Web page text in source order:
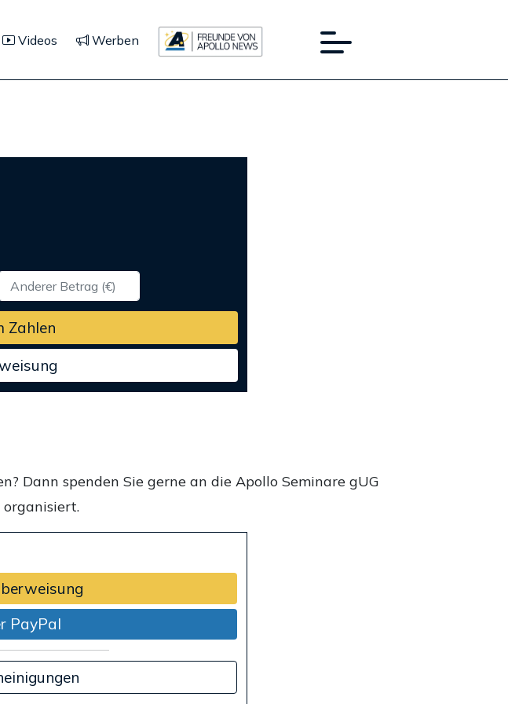
Videos Werben
Zahlen
Dann spenden Sie gerne an die Apollo Seminare gUG
PayPal